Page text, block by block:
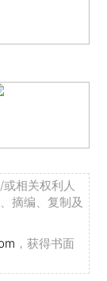
相关权利人
摘编、复制及
，获得书面